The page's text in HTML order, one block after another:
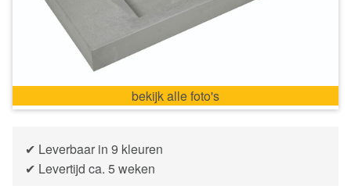
✔ Leverbaar in 9 kleuren
✔ Levertijd ca. 5 weken